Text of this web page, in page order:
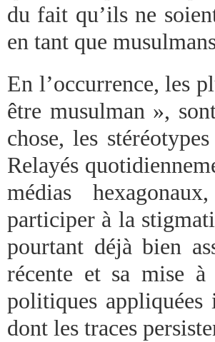
du fait qu’ils ne
en tant que
En l’occurrence, les
être musulman »,
chose, les
Relayés
médias
participer à la
pourtant déjà bien
récente et sa mise à
politiques
dont les traces